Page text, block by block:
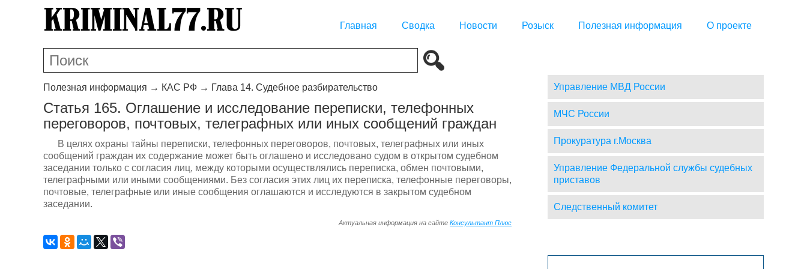
Главная Сводка Новости Розыск Полезная информация О проекте
Полезная информация → КАС РФ → Глава 14. Судебное разбирательство
Статья 165. Оглашение и исследование переписки, телефонных
переговоров, почтовых, телеграфных или иных сообщений граждан
В целях охраны тайны переписки, телефонных переговоров, почтовых, телеграфных или иных
сообщений граждан их содержание может быть оглашено и исследовано судом в открытом судебном
заседании только с согласия лиц, между которыми осуществлялись переписка, обмен почтовыми,
телеграфными или иными сообщениями. Без согласия этих лиц их переписка, телефонные переговоры,
почтовые, телеграфные или иные сообщения оглашаются и исследуются в закрытом судебном
заседании.
Актуальная информация на сайте Консультант Плюс
Управление МВД России
МЧС России
Прокуратура г.Москва
Управление Федеральной службы судебных
приставов
Следственный комитет